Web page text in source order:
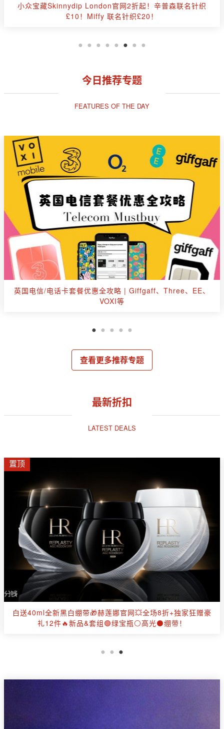
👏CultBeauty全场8折+叠送£10礼卡🔥红点&新品全解禁🔴
祖玛珑、Lamer、Lelabo等！
今日推荐专题
FEATURES OF THE DAY
英国出行玩乐购票优惠汇总：伦敦眼、杜莎夫人、海洋公
园、游船等
查看更多推荐专题
最新折扣
LATEST DEALS
置顶
【全面降价】✂️Moose Knuckles官网全场6折起🤍羽绒马甲
£270✨抄底加拿大国宝级特产！